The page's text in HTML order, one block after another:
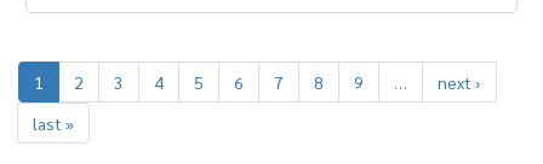
1 2 3 4 5 6 7 8 9 …
next ›
last »